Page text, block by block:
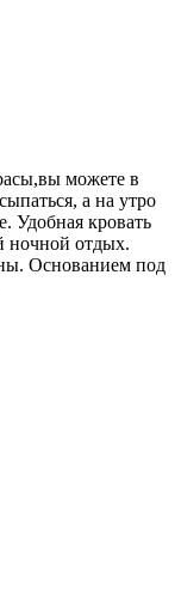
можете в
а на утро
Удобная кровать
ночной отдых.
Основанием под